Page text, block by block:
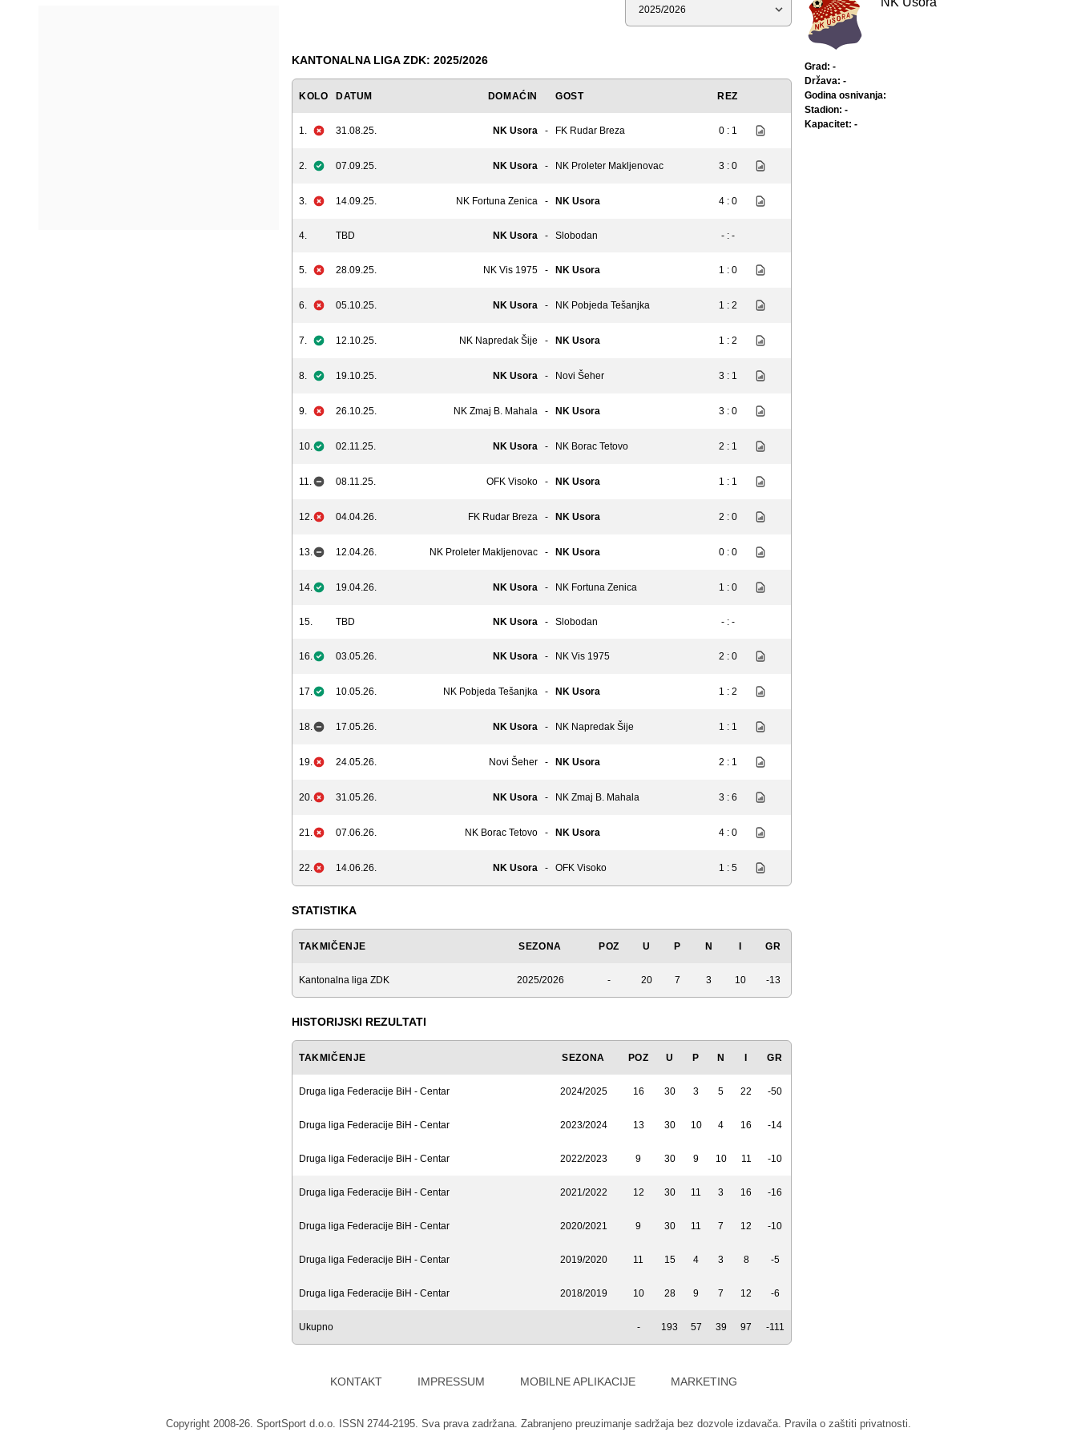
KANTONALNA LIGA ZDK: 2025/2026
KOLO DATUM DOMAĆIN GOST REZ
1. 31.08.25. NK Usora - FK Rudar Breza 0 : 1
2. 07.09.25. NK Usora - NK Proleter Makljenovac 3 : 0
3. 14.09.25. NK Fortuna Zenica - NK Usora 4 : 0
4. TBD NK Usora - Slobodan - : -
5. 28.09.25. NK Vis 1975 - NK Usora 1 : 0
6. 05.10.25. NK Usora - NK Pobjeda Tešanjka 1 : 2
7. 12.10.25. NK Napredak Šije - NK Usora 1 : 2
8. 19.10.25. NK Usora - Novi Šeher 3 : 1
9. 26.10.25. NK Zmaj B. Mahala - NK Usora 3 : 0
10. 02.11.25. NK Usora - NK Borac Tetovo 2 : 1
11. 08.11.25. OFK Visoko - NK Usora 1 : 1
12. 04.04.26. FK Rudar Breza - NK Usora 2 : 0
13. 12.04.26. NK Proleter Makljenovac - NK Usora 0 : 0
14. 19.04.26. NK Usora - NK Fortuna Zenica 1 : 0
15. TBD NK Usora - Slobodan - : -
16. 03.05.26. NK Usora - NK Vis 1975 2 : 0
17. 10.05.26. NK Pobjeda Tešanjka - NK Usora 1 : 2
18. 17.05.26. NK Usora - NK Napredak Šije 1 : 1
19. 24.05.26. Novi Šeher - NK Usora 2 : 1
20. 31.05.26. NK Usora - NK Zmaj B. Mahala 3 : 6
21. 07.06.26. NK Borac Tetovo - NK Usora 4 : 0
22. 14.06.26. NK Usora - OFK Visoko 1 : 5
STATISTIKA
TAKMIČENJE SEZONA POZ U P N GR
Kantonalna liga ZDK 2025/2026 - 20 7 3 10 -13
HISTORIJSKI REZULTATI
TAKMIČENJE SEZONA POZ U P N GR
Druga liga Federacije BiH - Centar 2024/2025 16 30 3 5 22 -50
Druga liga Federacije BiH - Centar 2023/2024 13 30 10 4 16 -14
Druga liga Federacije BiH - Centar 2022/2023 9 30 9 10 11 -10
Druga liga Federacije BiH - Centar 2021/2022 12 30 11 3 16 -16
Druga liga Federacije BiH - Centar 2020/2021 9 30 11 7 12 -10
Druga liga Federacije BiH - Centar 2019/2020 11 15 4 3 8 -5
Druga liga Federacije BiH - Centar 2018/2019 10 28 9 7 12 -6
Ukupno - 193 57 39 97 -111
Grad: -
Država: -
Godina osnivanja:
Stadion: -
Kapacitet: -
KONTAKT IMPRESSUM MOBILNE APLIKACIJE MARKETING
Copyright 2008-26. SportSport d.o.o. ISSN 2744-2195. Sva prava zadržana. Zabranjeno preuzimanje sadržaja bez dozvole izdavača. Pravila o zaštiti privatnosti.